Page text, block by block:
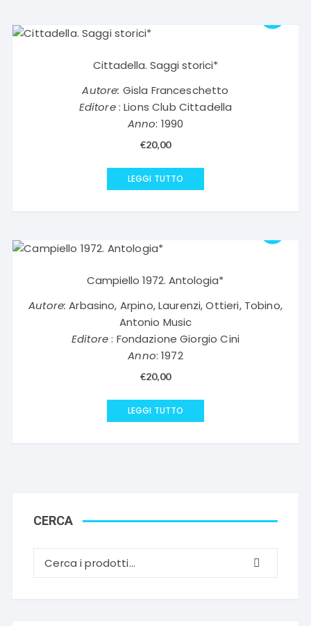
Cittadella. Saggi storici*
Autore: Gisla Franceschetto
Editore: Lions Club Cittadella
Anno: 1990
€20,00
LEGGI TUTTO
Campiello 1972. Antologia*
Autore: Arbasino, Arpino, Laurenzi, Ottieri, Tobino,
Antonio Music
Editore: Fondazione Giorgio Cini
Anno: 1972
€20,00
LEGGI TUTTO
CERCA